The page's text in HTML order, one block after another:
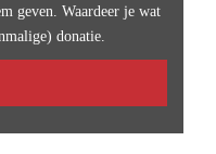
geven. Waardeer je wat
donatie.